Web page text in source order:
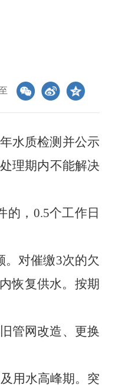
水质检测并公示
理期内不能解决
的 ， 0.5个工作日
。对催缴3次的欠
恢复供水。按期
管网改造、 更换
用水高峰期。突